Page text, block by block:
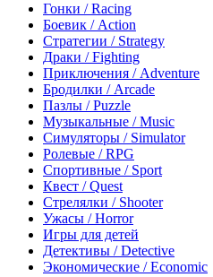
Гонки / Racing
Боевик / Action
Стратегии / Strategy
Драки / Fighting
Приключения / Adventure
Бродилки / Arcade
Пазлы / Puzzle
Музыкальные / Music
Симуляторы / Simulator
Ролевые / RPG
Спортивные / Sport
Квест / Quest
Стрелялки / Shooter
Ужасы / Horror
Игры для детей
Детективы / Detective
Экономические / Economic